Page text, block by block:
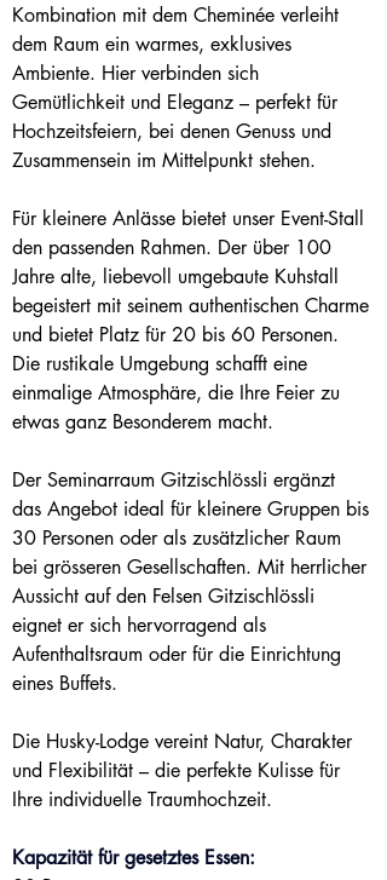
Kombination mit dem Cheminée verleiht
dem Raum ein warmes, exklusives
Ambiente. Hier verbinden sich
Gemütlichkeit und Eleganz – perfekt für
Hochzeitsfeiern, bei denen Genuss und
Zusammensein im Mittelpunkt stehen.
Für kleinere Anlässe bietet unser Event-Stall
den passenden Rahmen. Der über 100
Jahre alte, liebevoll umgebaute Kuhstall
begeistert mit seinem authentischen Charme
und bietet Platz für 20 bis 60 Personen.
Die rustikale Umgebung schafft eine
einmalige Atmosphäre, die Ihre Feier zu
etwas ganz Besonderem macht.
Der Seminarraum Gitzischlössli ergänzt
das Angebot ideal für kleinere Gruppen bis
30 Personen oder als zusätzlicher Raum
bei grösseren Gesellschaften. Mit herrlicher
Aussicht auf den Felsen Gitzischlössli
eignet er sich hervorragend als
Aufenthaltsraum oder für die Einrichtung
eines Buffets.
Die Husky-Lodge vereint Natur, Charakter
und Flexibilität – die perfekte Kulisse für
Ihre individuelle Traumhochzeit.
Kapazität für gesetztes Essen: